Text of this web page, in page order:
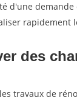
d'une demande
rapidement
des
travaux de